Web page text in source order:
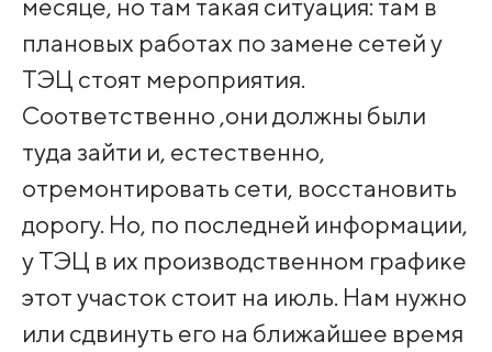
плановых работах по замене сетей у
ТЭЦ стоят мероприятия.
Соответственно ,они должны были
туда зайти и, естественно,
отремонтировать сети, восстановить
дорогу. Но, по последней информации,
у ТЭЦ в их производственном графике
этот участок стоит на июль. Нам нужно
или сдвинуть его на ближайшее время